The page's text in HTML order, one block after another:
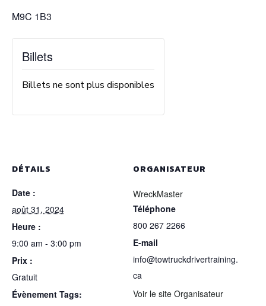
M9C 1B3
DÉTAILS
Date :
août 31, 2024
Heure :
9:00 am - 3:00 pm
Prix :
Gratuit
Évènement Tags:
ORGANISATEUR
WreckMaster
Téléphone
800 267 2266
E-mail
info@towtruckdrivertraining.
ca
Voir le site Organisateur
Billets
Billets ne sont plus disponibles